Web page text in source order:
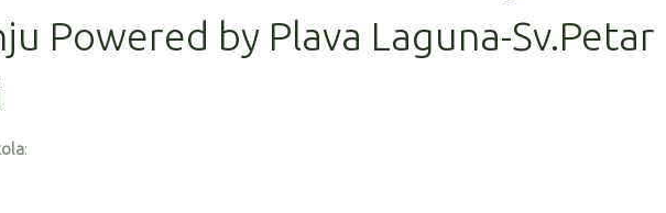
Powered by Plava Laguna-Sv.Petar
: